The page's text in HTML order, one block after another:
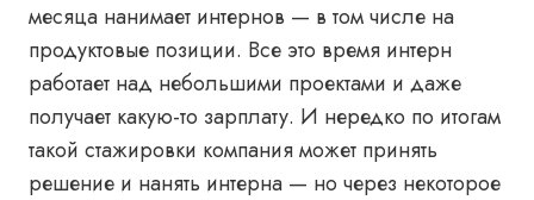
месяца нанимает интернов — в том числе на
продуктовые позиции. Все это время интерн
работает над небольшими проектами и даже
получает какую-то зарплату. И нередко по итогам
такой стажировки компания может принять
решение и нанять интерна — но через некоторое